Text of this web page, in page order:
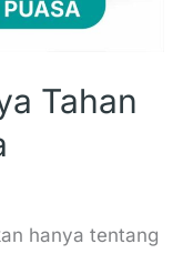
Tahan
hanya tentang